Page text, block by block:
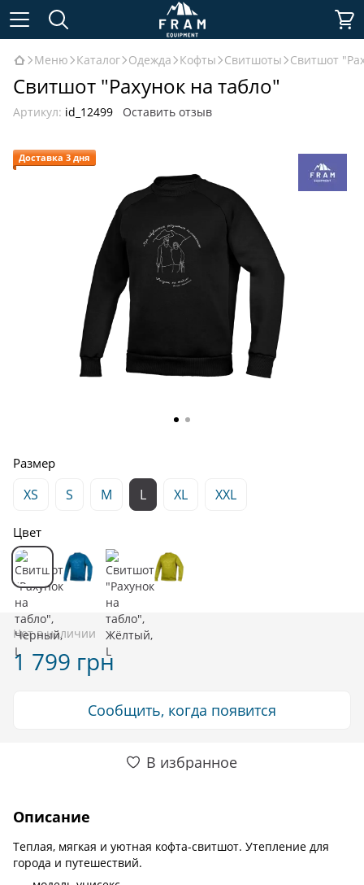
Меню Каталог Одежда Кофты Свитшоты Свитшот
Свитшот "Рахунок на табло"
Артикул: id_12499 Оставить отзыв
Доставка 3 дня
Размер
XS S M L XL XXL
Цвет
Нет в наличии
1 799 грн
Сообщить, когда появится
В избранное
Описание
Теплая, мягкая и уютная кофта-свитшот. Утепление для
города и путешествий.